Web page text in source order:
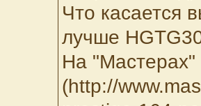
Что касается
лучше
На "Мастерах"
(http://